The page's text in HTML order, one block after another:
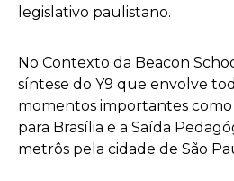
legislativo paulistano.
No Contexto da Beacon
síntese do Y9 que envolve
momentos importantes
para Brasília e a Saída
metrôs pela cidade de São